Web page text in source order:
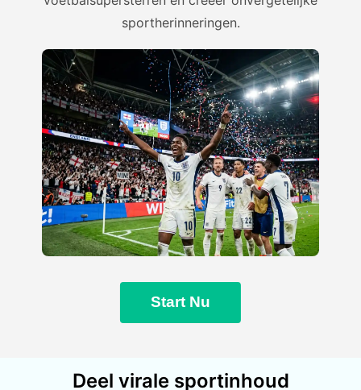
sportherinneringen.
Start Nu
Deel virale sportinhoud